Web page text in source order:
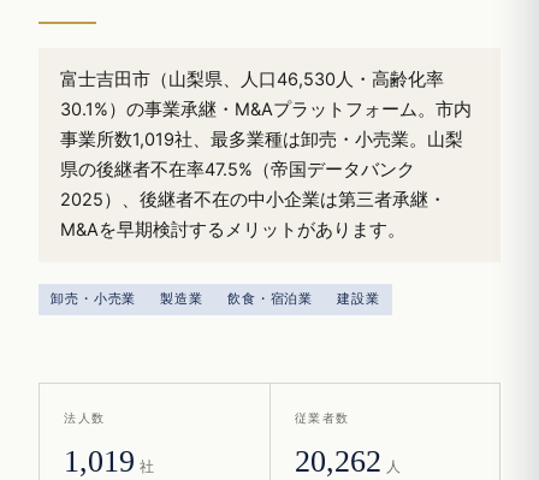
富士吉田市（山梨県、人口46,530人・高齢化率
30.1%）の事業承継・M&Aプラットフォーム。市内
事業所数1,019社、最多業種は卸売・小売業。山梨
県の後継者不在率47.5%（帝国データバンク
2025）、後継者不在の中小企業は第三者承継・
M&Aを早期検討するメリットがあります。
卸売・小売業 製造業 飲食・宿泊業 建設業
法人数
1,019 社
従業者数
20,262 人